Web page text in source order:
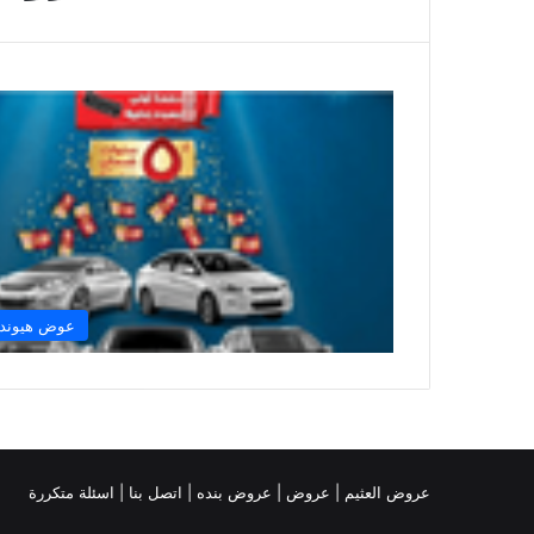
عوض
عروض العثيم عروض عروض بنده | اتصل بنا | اسئلة متكررة